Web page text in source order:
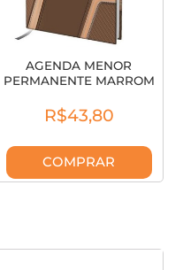
AGENDA MENOR
PERMANENTE MARROM
R$43,80
COMPRAR